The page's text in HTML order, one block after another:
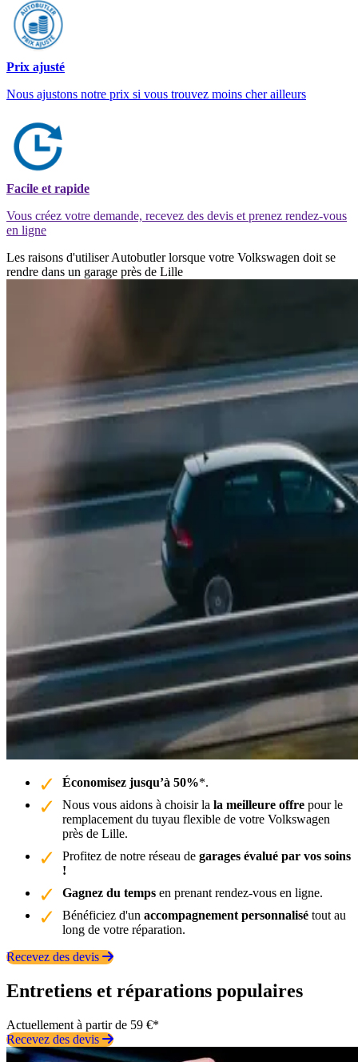
Prix ajusté
Nous ajustons notre prix si vous trouvez moins cher ailleurs
Facile et rapide
Vous créez votre demande, recevez des devis et prenez rendez-vous
en ligne
Les raisons d'utiliser Autobutler lorsque votre Volkswagen doit se
rendre dans un garage près de Lille
Économisez jusqu’à 50%*.
Nous vous aidons à choisir la la meilleure offre pour le
remplacement du tuyau flexible de votre Volkswagen
près de Lille.
Profitez de notre réseau de garages évalué par vos soins
!
Gagnez du temps en prenant rendez-vous en ligne.
Bénéficiez d'un accompagnement personnalisé tout au
long de votre réparation.
Recevez des devis
Entretiens et réparations populaires
Actuellement à partir de 59 €*
Recevez des devis